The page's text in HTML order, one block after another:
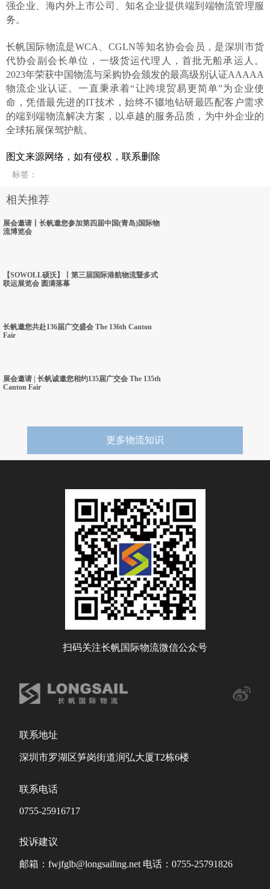
强企业、海内外上市公司、知名企业提供端到端物流管理服
务。
长帆国际物流是WCA、CGLN等知名协会会员，是深圳市货
代协会副会长单位，一级货运代理人，首批无船承运人。
2023年荣获中国物流与采购协会颁发的最高级别认证AAAAA
物流企业认证。一直秉承着“让跨境贸易更简单”为企业使
命，凭借最先进的IT技术，始终不辍地钻研最匹配客户需求
的端到端物流解决方案，以卓越的服务品质，为中外企业的
全球拓展保驾护航。
图文来源网络，如有侵权，联系删除
标签 ：
相关推荐
展会邀请丨长帆邀您参加第四届中国(青岛)国际物
流博览会
【SOWOLL硕沃】丨第三届国际港航物流暨多式
联运展览会 圆满落幕
长帆邀您共赴136届广交盛会 The 136th Canton
Fair
展会邀请 | 长帆诚邀您相约135届广交会 The 135th
Canton Fair
更多物流知识
扫码关注长帆国际物流微信公众号
联系地址
深圳市罗湖区笋岗街道润弘大厦T2栋6楼
联系电话
0755-25916717
投诉建议
邮箱：fwjfglb@longsailing.net 电话：0755-25791826